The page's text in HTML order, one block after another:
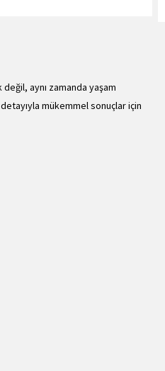
aynı zamanda yaşam
mükemmel sonuçlar için